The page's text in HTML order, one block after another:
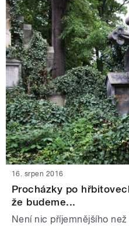
16. srpen 2016
Procházky po
že budeme...
Není nic příjemnějšího